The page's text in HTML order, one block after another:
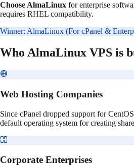
Choose AlmaLinux for enterprise
requires RHEL compatibility.
Winner: AlmaLinux (For cPanel &
Who AlmaLinux VPS is
Web Hosting Companies
Since cPanel dropped support for
default operating system for creating
Corporate Enterprises